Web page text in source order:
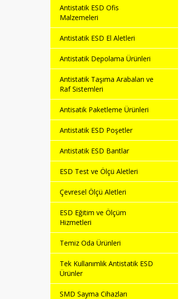
Antistatik ESD Ofis
Malzemeleri
Antistatik ESD El Aletleri
Antistatik Depolama Ürünleri
Antistatik Taşıma Arabaları ve
Raf Sistemleri
Antisatik Paketleme Ürünleri
Antistatik ESD Poşetler
Antistatik ESD Bantlar
ESD Test ve Ölçü Aletleri
Çevresel Ölçü Aletleri
ESD Eğitim ve Ölçüm
Hizmetleri
Temiz Oda Ürünleri
Tek Kullanımlık Antistatik ESD
Ürünler
SMD Sayma Cihazları